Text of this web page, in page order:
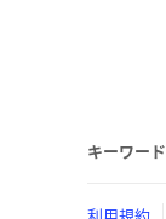
キーワード